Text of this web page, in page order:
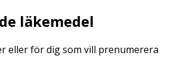
läkemedel
eller för dig som vill prenumerera